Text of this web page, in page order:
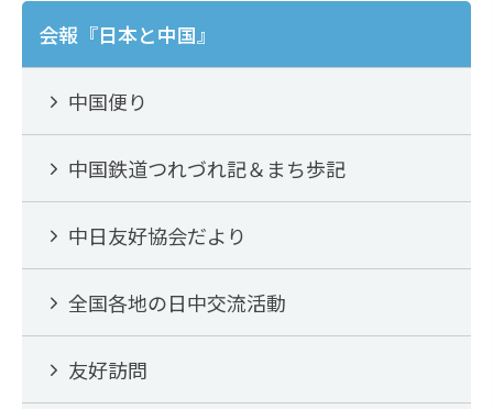
k
会報『日本と中国』
中国便り
中国鉄道つれづれ記＆まち歩記
中日友好協会だより
全国各地の日中交流活動
友好訪問